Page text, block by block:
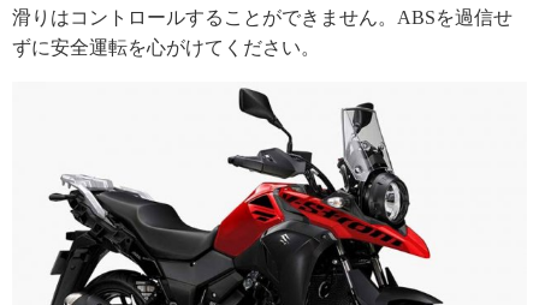
滑りはコントロールすることができません。ABSを過信せ
ずに安全運転を心がけてください。